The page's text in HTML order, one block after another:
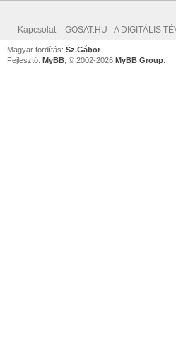
Kapcsolat GOSAT.HU - A DIGITÁLIS
Magyar fordítás: Sz.Gábor
Fejlesztő: MyBB , © 2002-2026 MyBB Group